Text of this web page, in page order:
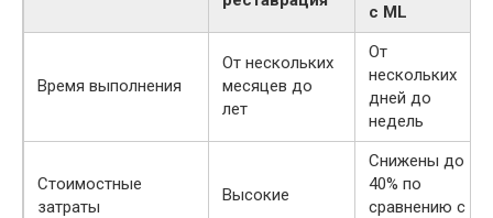
с ML
Время выполнения
От нескольких
месяцев до
лет
От
нескольких
дней до
недель
Стоимостные
затраты
Высокие
Снижены до
40% по
сравнению с